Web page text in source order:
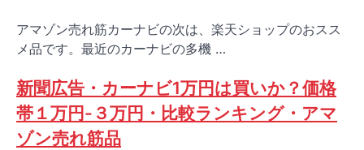
アマゾン売れ筋カーナビの次は、楽天ショップのおスス
メ品です。最近のカーナビの多機 …
新聞広告・カーナビ1万円は買いか？価格
帯１万円-３万円・比較ランキング・アマ
ゾン売れ筋品